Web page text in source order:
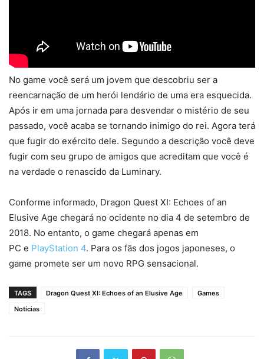
No game você será um jovem que descobriu ser a
reencarnação de um herói lendário de uma era esquecida.
Após ir em uma jornada para desvendar o mistério de seu
passado, você acaba se tornando inimigo do rei. Agora terá
que fugir do exército dele. Segundo a descrição você deve
fugir com seu grupo de amigos que acreditam que você é
na verdade o renascido da Luminary.
Conforme informado, Dragon Quest XI: Echoes of an
Elusive Age chegará no ocidente no dia 4 de setembro de
2018. No entanto, o game chegará apenas em
PC e PlayStation 4. Para os fãs dos jogos japoneses, o
game promete ser um novo RPG sensacional.
TAGS Dragon Quest XI: Echoes of an Elusive Age
Games
Notícias